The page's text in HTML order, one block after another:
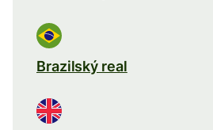
Brazilský real